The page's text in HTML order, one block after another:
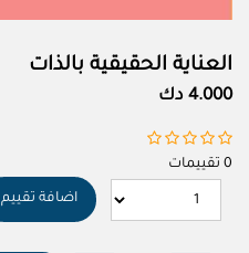
العناية الحقيقية بالذات
4.000 دك
0 تقييمات
اضافة تقييم